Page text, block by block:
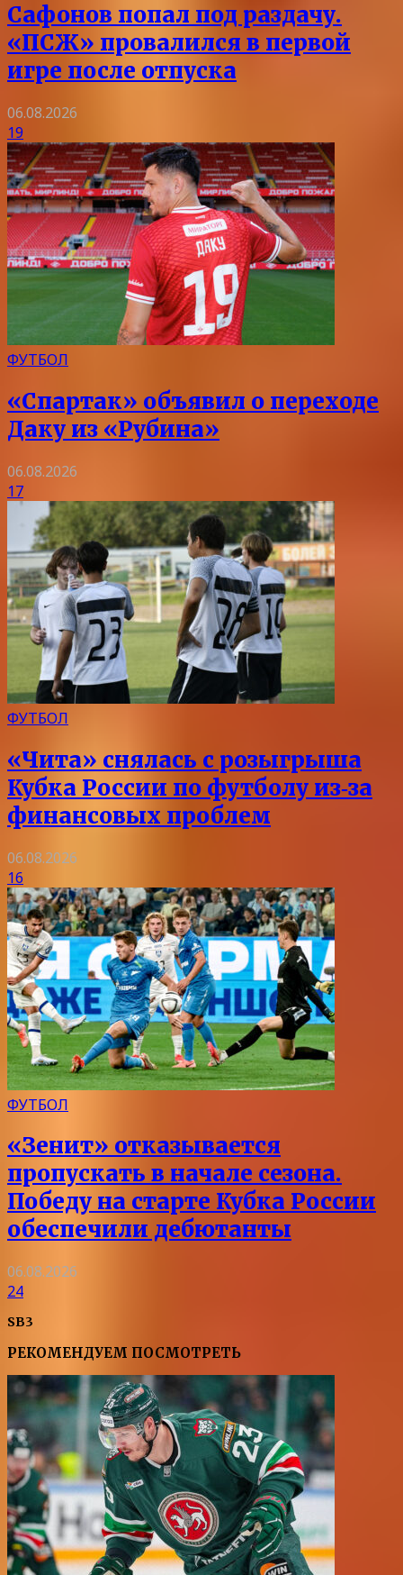
Сафонов попал под раздачу.
«ПСЖ» провалился в первой
игре после отпуска
06.08.2026
19
ФУТБОЛ
«Спартак» объявил о переходе
Даку из «Рубина»
06.08.2026
17
ФУТБОЛ
«Чита» снялась с розыгрыша
Кубка России по футболу из‑за
финансовых проблем
06.08.2026
16
ФУТБОЛ
«Зенит» отказывается
пропускать в начале сезона.
Победу на старте Кубка России
обеспечили дебютанты
06.08.2026
24
SB3
РЕКОМЕНДУЕМ ПОСМОТРЕТЬ